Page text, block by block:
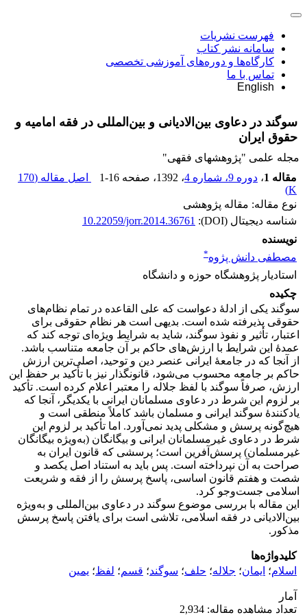
فهرست نشریات
سامانه نشر کتاب
کارگاه‌ها و دوره‌های آموزشی تخصصی
تماس با ما
English
سوگند در دعاوی بین‌الادیانی و بین‌المللی در فقه امامیه و
حقوق ایران
مجله علمی "پژوهشهای فقهی"
مقاله 1
، دوره 9، شماره 4 ، 1392 ، صفحه 1-16 اصل مقاله (170
K
)
نوع مقاله: مقاله پژوهشی
شناسه دیجیتال (DOI):
10.22059/jorr.2014.36761
نویسنده
مصطفی دانش پژوه*
استادیار پژوهشگاه حوزه و دانشگاه
چکیده
سوگند یکی از ادلۀ دعواست که علی القاعده در تمام نظام‌های
حقوقی پذیرفته شده است. بدیهی است هر نظام حقوقی برای
اعتبار، تأثیر و نفوذ سوگند، شاید به شرایط ویژه‌ای توجه کند که
عمدۀ این شرایط با ارزش‌های حاکم بر آن جامعه متناسب باشد.
از آنجا که در جامعۀ ایرانی عنصر دین و توحید، اصلی‌ترین ارزش
حاکم بر جامعه محسوب می‌شود، قانونگذار نیز با تأکید بر حفظ این
ارزش، صرفاً سوگند با لفظ جلاله را معتبر اعلام کرده است. تأکید
بر لزوم این شرط در دعاوی مسلمانان ایرانی با یکدیگر، آنجا که
یادکنندۀ سوگند ایرانی و مسلمان باشد کاملاً منطقی است و
هیچ‌گونه پرسش و مشکلی پدید نمی‌آورد. اما تأکید بر لزوم این
شرط در دعاوی غیرمسلمانان ایرانی و بیگانگان (به‌ویژه بیگانگان
غیرمسلمان) پرسش‌آفرین است؛ پرسشی که قانون ایران به
صراحت به آن نپرداخته است. پس باید به استناد اصل یکصد و
شصت و هفتم قانون اساسی، پاسخ پرسش را از فقه و شریعت
اسلامی جست‌وجو کرد.
این مقاله با بررسی موضوع سوگند در دعاوی بین‌المللی و به‌ویژه
بین‌الادیانی در فقه اسلامی، تلاشی است برای یافتن پاسخ پرسش
مذکور.
کلیدواژه‌ها
اسلام؛ ایمان؛ جلاله؛ حلف؛ سوگند؛ قسم؛ لفظ؛ یمین
آمار
تعداد مشاهده مقاله: 2,934